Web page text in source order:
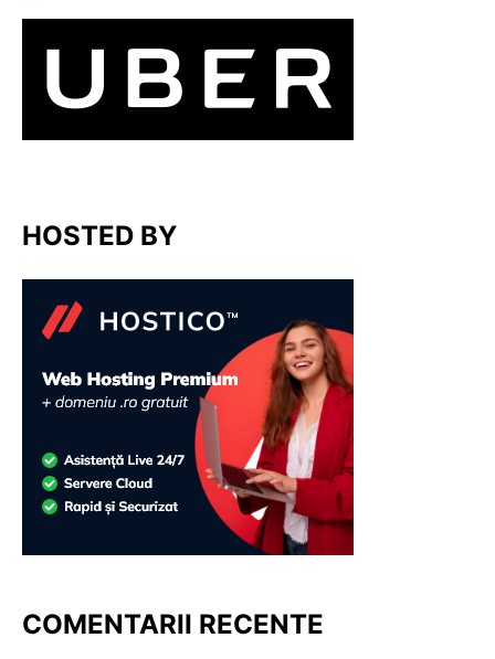
HOSTED BY
COMENTARII RECENTE